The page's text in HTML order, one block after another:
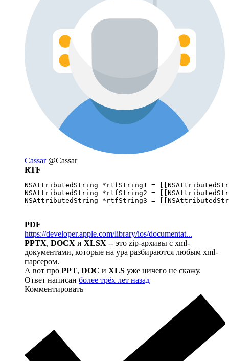
Cassar @Cassar
RTF
NSAttributedString *rtfString1 =
NSAttributedString *rtfString2 =
NSAttributedString *rtfString3 =
PDF
https://developer.apple.com/library/ios/documentat...
PPTX, DOCX и XLSX -- это zip-архивы с xml-
документами, которые на ура разбираются любым xml-
парсером.
А вот про PPT, DOC и XLS уже ничего не скажу.
Ответ написан более трёх лет назад
Комментировать